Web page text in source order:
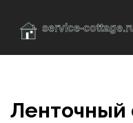
Ленточный